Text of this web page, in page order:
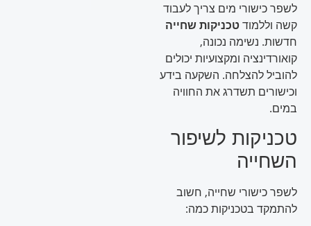
לשפר כישורי מים צריך לעבוד
קשה וללמודטכניקות שחייה
חדשות. נשימה נכונה,
קואורדינציה ומקצועיות יכולים
להוביל להצלחה. השקעה בידע
וכישורים תשדרג את החוויה
במים.
טכניקות לשיפור
השחייה
לשפר כישורי שחייה, חשוב
להתמקד בטכניקות כמה: